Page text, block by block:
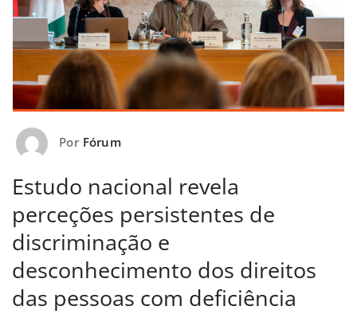
Por Fórum
Estudo nacional revela
perceções persistentes de
discriminação e
desconhecimento dos direitos
das pessoas com deficiência